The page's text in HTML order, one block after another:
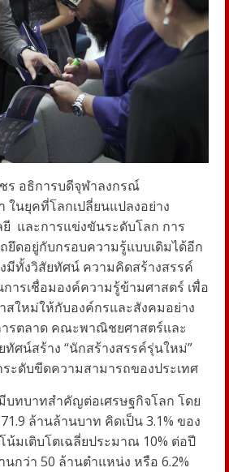
ร อธิการบดีจุฬาลงกรณ์
ในยุคที่โลกเปลี่ยนแปลงอย่าง
และการแข่งขันระดับโลก การ
ดอยู่กับกรอบความรู้แบบเดิมได้อีก
มีทั้งวิสัยทัศน์ ความคิดสร้างสรรค์
ารเชื่อมองค์ความรู้ข้ามศาสตร์ เพื่อ
ใหม่ให้กับองค์กรและสังคมอย่าง
ารตลาด คณะพาณิชยศาสตร์และ
ศน์สร้าง “นักสร้างสรรค์รุ่นใหม่”
ะดับขีดความสามารถของประเทศ
บทบาทสำคัญต่อเศรษฐกิจโลก โดย
ล้านล้านบาท คิดเป็น 3.1% ของ
น้มเติบโตเฉลี่ยประมาณ 10% ต่อปี
นกว่า 50 ล้านตำแหน่ง หรือ 6.2%